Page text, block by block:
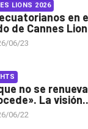
LIONS 2026
en
de Cannes
06/23
no se
La
06/22